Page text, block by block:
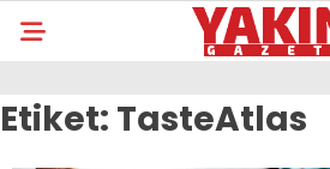
Etiket: TasteAtlas